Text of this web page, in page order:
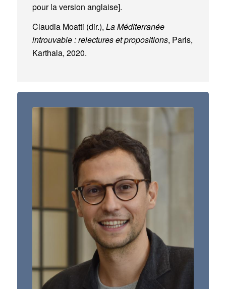
pour la version anglaise].
Claudia Moatti (dir.), La Méditerranée
introuvable : relectures et propositions, Paris,
Karthala, 2020.